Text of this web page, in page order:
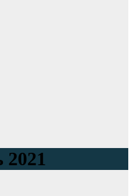
2021